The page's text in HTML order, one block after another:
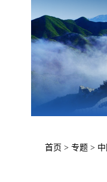
首页 > 专题 >